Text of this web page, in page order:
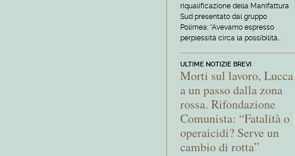
riqualificazione della Manifattura
Sud presentato dal gruppo
Polimea: “Avevamo espresso
perplessità circa la possibilità…
ULTIME NOTIZIE BREVI
Morti sul lavoro, Lucca
a un passo dalla zona
rossa. Rifondazione
Comunista: “Fatalità o
operaicidi? Serve un
cambio di rotta”